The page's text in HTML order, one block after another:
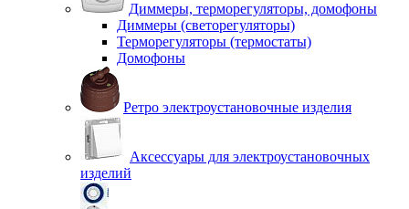
Диммеры, терморегуляторы, домофоны
Диммеры (светорегуляторы)
Терморегуляторы (термостаты)
Домофоны
Ретро электроустановочные изделия
Аксессуары для электроустановочных
изделий